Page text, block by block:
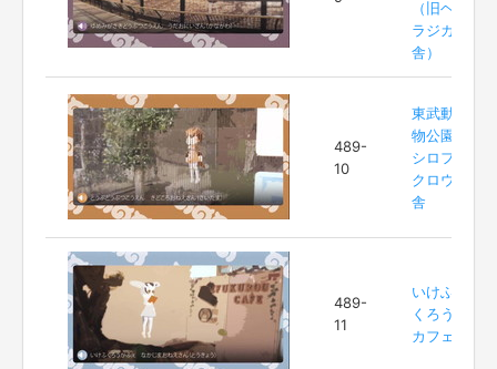
（旧ヘ
ラジカ
舎）
489-
10
東武動
物公園
シロフ
クロウ
舎
489-
11
いけふ
くろう
カフェ